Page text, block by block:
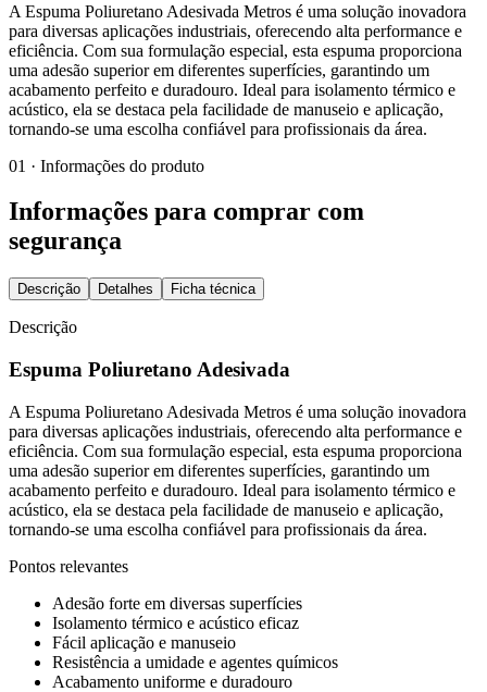
A Espuma Poliuretano Adesivada Metros é uma solução inovadora
para diversas aplicações industriais, oferecendo alta performance e
eficiência. Com sua formulação especial, esta espuma proporciona
uma adesão superior em diferentes superfícies, garantindo um
acabamento perfeito e duradouro. Ideal para isolamento térmico e
acústico, ela se destaca pela facilidade de manuseio e aplicação,
tornando-se uma escolha confiável para profissionais da área.
01 · Informações do produto
Informações para comprar com
segurança
Descrição Detalhes Ficha técnica
Descrição
Espuma Poliuretano Adesivada
A Espuma Poliuretano Adesivada Metros é uma solução inovadora
para diversas aplicações industriais, oferecendo alta performance e
eficiência. Com sua formulação especial, esta espuma proporciona
uma adesão superior em diferentes superfícies, garantindo um
acabamento perfeito e duradouro. Ideal para isolamento térmico e
acústico, ela se destaca pela facilidade de manuseio e aplicação,
tornando-se uma escolha confiável para profissionais da área.
Pontos relevantes
Adesão forte em diversas superfícies
Isolamento térmico e acústico eficaz
Fácil aplicação e manuseio
Resistência a umidade e agentes químicos
Acabamento uniforme e duradouro